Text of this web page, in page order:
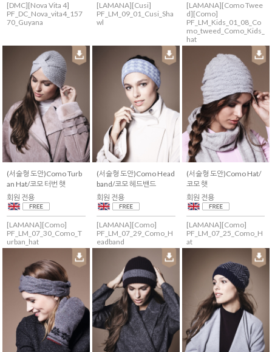
[DMC][Nova Vita 4]
PF_DC_Nova_vita4_157
70_Guyana
[LAMANA][Cusi]
PF_LM_09_01_Cusi_Sha
wl
[LAMANA][Como Twee
d][Como]
PF_LM_Kids_01_08_Co
mo_tweed_Como_Kids_
hat
(서술형 도안)Como Turb
an Hat/코모 터번 햇
회원 전용
[LAMANA][Como]
PF_LM_07_30_Como_T
urban_hat
(서술형 도안)Como Head
band/코모 헤드밴드
회원 전용
[LAMANA][Como]
PF_LM_07_29_Como_H
eadband
(서술형 도안)Como Hat/
코모 햇
회원 전용
[LAMANA][Como]
PF_LM_07_25_Como_H
at